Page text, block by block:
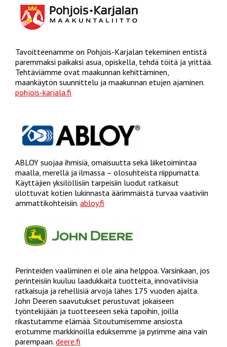
Tavoitteenamme on Pohjois-Karjalan tekeminen entistä
paremmaksi paikaksi asua, opiskella, tehdä töitä ja yrittää.
Tehtäviämme ovat maakunnan kehittäminen,
maankäytön suunnittelu ja maakunnan etujen ajaminen.
pohjois-karjala.fi
ABLOY suojaa ihmisiä, omaisuutta sekä liiketoimintaa
maalla, merellä ja ilmassa – olosuhteista riippumatta.
Käyttäjien yksilöllisiin tarpeisiin luodut ratkaisut
ulottuvat kotien lukinnasta äärimmäistä turvaa vaativiin
ammattikohteisiin. abloy.fi
Perinteiden vaaliminen ei ole aina helppoa. Varsinkaan, jos
perinteisiin kuuluu laadukkaita tuotteita, innovatiivisia
ratkaisuja ja rehellisiä arvoja lähes 175 vuoden ajalta.
John Deeren saavutukset perustuvat jokaiseen
työntekijään ja tuotteeseen sekä tapoihin, joilla
rikastutamme elämää. Sitoutumisemme ansiosta
erotumme markkinoilla eduksemme ja pyrimme aina vain
parempaan. deere.fi